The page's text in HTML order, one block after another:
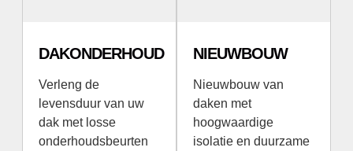
DAKONDERHOUD
Verleng de
levensduur van uw
dak met losse
onderhoudsbeurten
NIEUWBOUW
Nieuwbouw van
daken met
hoogwaardige
isolatie en duurzame